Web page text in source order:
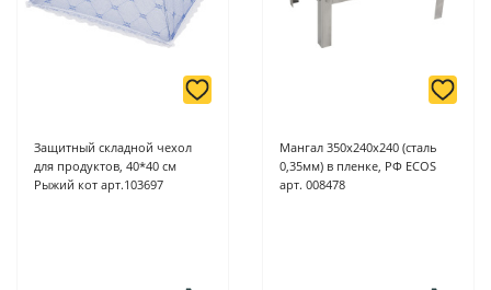
Защитный складной чехол
для продуктов, 40*40 см
Рыжий кот арт.103697
Мангал 350х240х240 (сталь
0,35мм) в пленке, РФ ECOS
арт. 008478